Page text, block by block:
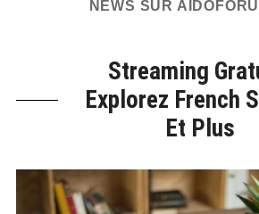
NEWS SUR
Streaming
Explorez French
Et Plus